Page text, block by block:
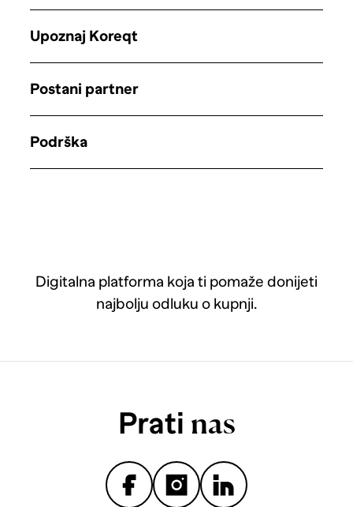
Digitalna platforma koja ti pomaže donijeti
najbolju odluku o kupnji.
Upoznaj Koreqt
Postani partner
Podrška
Prati nas